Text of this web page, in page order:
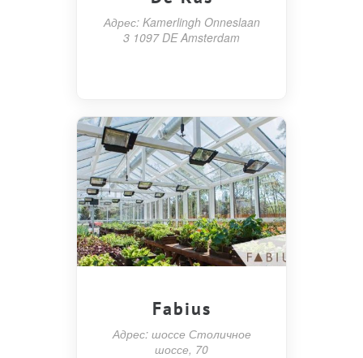
Адрес: Kamerlingh Onneslaan
3 1097 DE Amsterdam
Fabius
Адрес: шоссе Столичное
шоссе, 70